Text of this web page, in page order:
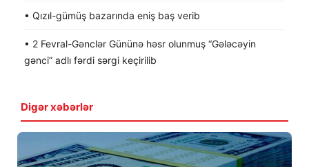
• Qızıl-gümüş bazarında eniş baş verib
• 2 Fevral-Gənclər Gününə həsr olunmuş “Gələcəyin
gənci” adlı fərdi sərgi keçirilib
Digər xəbərlər